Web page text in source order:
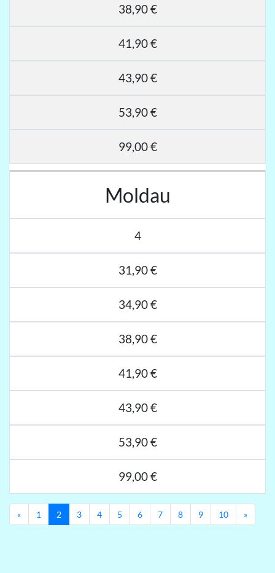
38,90 €
41,90 €
43,90 €
53,90 €
99,00 €
Moldau
4
31,90 €
34,90 €
38,90 €
41,90 €
43,90 €
53,90 €
99,00 €
«Previous
1 2 3 4 5 6 7 8 9 10 »Next